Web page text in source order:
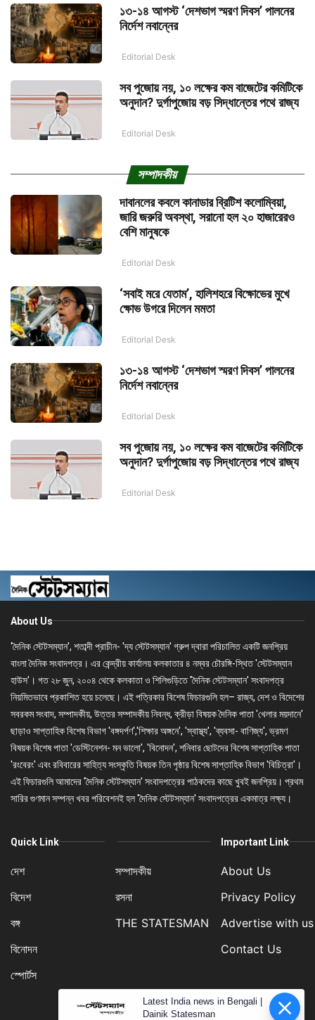
১৩-১৪ আগস্ট ‘দেশভাগ স্মরণ দিবস’ পালনের
নির্দেশ নবান্নের
Editorial Desk
সব পুজোয় নয়, ১০ লক্ষের কম বাজেটের কমিটিকে
অনুদান? দুর্গাপুজোয় বড় সিদ্ধান্তের পথে রাজ্য
Editorial Desk
সম্পাদকীয়
দাবানলের কবলে কানাডার ব্রিটিশ কলোম্বিয়া,
জারি জরুরি অবস্থা, সরানো হল ২০ হাজারেরও
বেশি মানুষকে
Editorial Desk
‘সবাই মরে যেতাম’, হালিশহরে বিক্ষোভের মুখে
ক্ষোভ উগরে দিলেন মমতা
Editorial Desk
১৩-১৪ আগস্ট ‘দেশভাগ স্মরণ দিবস’ পালনের
নির্দেশ নবান্নের
Editorial Desk
সব পুজোয় নয়, ১০ লক্ষের কম বাজেটের কমিটিকে
অনুদান? দুর্গাপুজোয় বড় সিদ্ধান্তের পথে রাজ্য
Editorial Desk
About Us
'দৈনিক স্টেটসম্যান', শতাব্দী প্রাচীন- 'দ্য স্টেটসম্যান' গ্রুপ দ্বারা পরিচালিত একটি জনপ্রিয়
বাংলা দৈনিক সংবাদপত্র। এর কেন্দ্রীয় কার্যালয় কলকাতার ৪ নম্বর চৌরঙ্গি-স্থিত 'স্টেটসম্যান
হাউস'। গত ২৮ জুন, ২০০৪ থেকে কলকাতা ও শিলিগুড়িতে 'দৈনিক স্টেটসম্যান' সংবাদপত্র
নিয়মিতভাবে প্রকাশিত হয়ে চলেছে। এই পত্রিকার বিশেষ ফিচারগুলি হল– রাজ্য, দেশ ও বিদেশের
সবরকম সংবাদ, সম্পাদকীয়, উত্তর সম্পাদকীয় নিবন্ধ, ক্রীড়া বিষয়ক দৈনিক পাতা 'খেলার ময়দানে'
ছাড়াও সাপ্তাহিক বিশেষ বিভাগ 'বঙ্গদর্পণ','শিক্ষার অঙ্গনে', 'স্বাস্থ্য', 'ব্যবসা- বাণিজ্য', ভ্রমণ
বিষয়ক বিশেষ পাতা 'ডেস্টিনেশন- মন ভালো', 'বিনোদন', শনিবার ছোটদের বিশেষ সাপ্তাহিক পাতা
'রংবেরং' এবং রবিবারের সাহিত্য সংস্কৃতি বিষয়ক তিন পৃষ্ঠার বিশেষ সাপ্তাহিক বিভাগ 'বিচিত্রা'।
এই ফিচারগুলি আমাদের 'দৈনিক স্টেটসম্যান' সংবাদপত্রের পাঠকদের কাছে খুবই জনপ্রিয়। প্রথম
সারির গুণমান সম্পন্ন খবর পরিবেশনই হল 'দৈনিক স্টেটসম্যান' সংবাদপত্রের একমাত্র লক্ষ্য।
Quick Link
দেশ
বিদেশ
বঙ্গ
বিনোদন
স্পোর্টস
সম্পাদকীয়
রসনা
THE STATESMAN
Important Link
About Us
Privacy Policy
Advertise with us
Contact Us
Latest India news in Bengali |
Dainik Statesman